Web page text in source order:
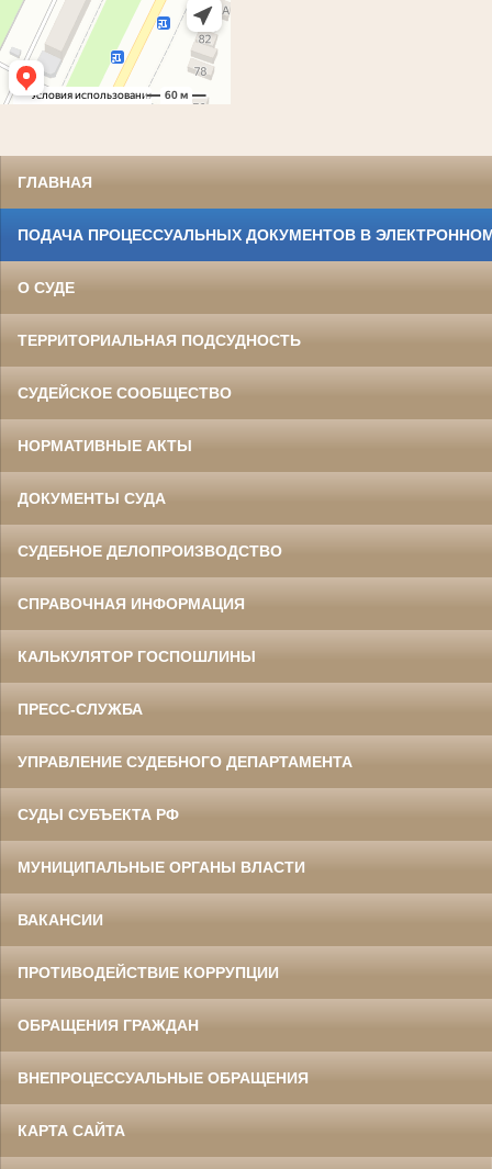
ГЛАВНАЯ
ПОДАЧА ПРОЦЕССУАЛЬНЫХ ДОКУМЕНТОВ В
О СУДЕ
ТЕРРИТОРИАЛЬНАЯ ПОДСУДНОСТЬ
СУДЕЙСКОЕ СООБЩЕСТВО
НОРМАТИВНЫЕ АКТЫ
ДОКУМЕНТЫ СУДА
СУДЕБНОЕ ДЕЛОПРОИЗВОДСТВО
СПРАВОЧНАЯ ИНФОРМАЦИЯ
КАЛЬКУЛЯТОР ГОСПОШЛИНЫ
ПРЕСС-СЛУЖБА
УПРАВЛЕНИЕ СУДЕБНОГО ДЕПАРТАМЕНТА
СУДЫ СУБЪЕКТА РФ
МУНИЦИПАЛЬНЫЕ ОРГАНЫ ВЛАСТИ
ВАКАНСИИ
ПРОТИВОДЕЙСТВИЕ КОРРУПЦИИ
ОБРАЩЕНИЯ ГРАЖДАН
ВНЕПРОЦЕССУАЛЬНЫЕ ОБРАЩЕНИЯ
КАРТА САЙТА